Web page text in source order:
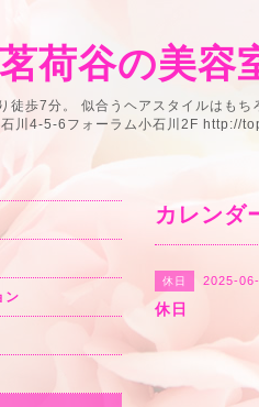
荷谷の美容
徒歩7分。 似合うヘアスタイルはも
石川4-5-6フォーラム小石川2F http://
カレンダ
休日 2025-
休日
ン